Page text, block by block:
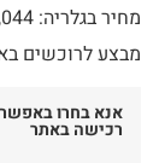
מחיר בגלריה: 1,044 ₪
מבצע לרוכשים
אנא בחרו
רכישה באתר